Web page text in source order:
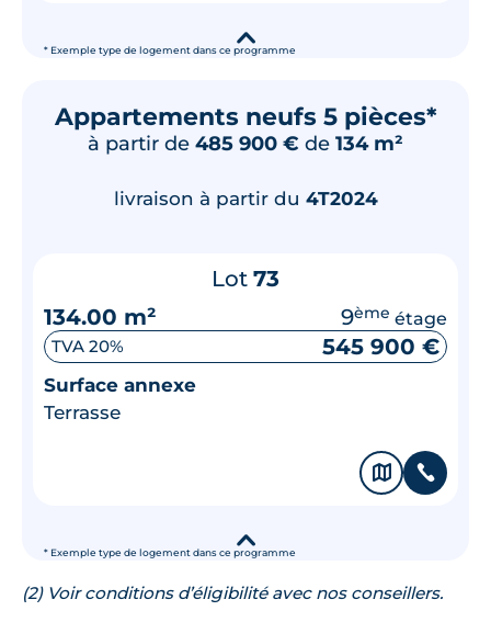
* Exemple type de logement dans ce programme
▾
Appartements neufs 5 pièces*
à partir de 485 900 € de 134 m²
* Exemple type de logement dans ce programme
livraison à partir du 4T2024
Lot 73
134.00 m²
9ème étage
TVA 20% 545 900 €
Surface annexe
Terrasse
🗞 📞
▾
(2) Voir conditions d’éligibilité avec nos conseillers.